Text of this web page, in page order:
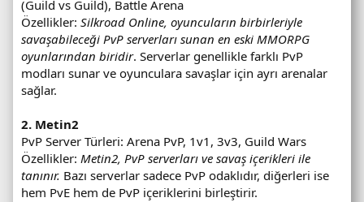
(Guild vs Guild), Battle Arena
Özellikler: Silkroad Online, oyuncuların birbirleriyle
savaşabileceği PvP serverları sunan en eski MMORPG
oyunlarından biridir. Serverlar genellikle farklı PvP
modları sunar ve oyunculara savaşlar için ayrı arenalar
sağlar.
2. Metin2
PvP Server Türleri: Arena PvP, 1v1, 3v3, Guild Wars
Özellikler: Metin2, PvP serverları ve savaş içerikleri ile
tanınır. Bazı serverlar sadece PvP odaklıdır, diğerleri ise
hem PvE hem de PvP içeriklerini birleştirir.